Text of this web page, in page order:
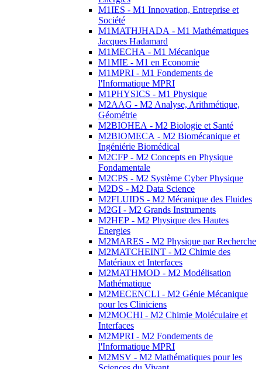
M1IES - M1 Innovation, Entreprise et
Société
M1MATHJHADA - M1 Mathématiques
Jacques Hadamard
M1MECHA - M1 Mécanique
M1MIE - M1 en Economie
M1MPRI - M1 Fondements de
l'Informatique MPRI
M1PHYSICS - M1 Physique
M2AAG - M2 Analyse, Arithmétique,
Géométrie
M2BIOHEA - M2 Biologie et Santé
M2BIOMECA - M2 Biomécanique et
Ingéniérie Biomédical
M2CFP - M2 Concepts en Physique
Fondamentale
M2CPS - M2 Système Cyber Physique
M2DS - M2 Data Science
M2FLUIDS - M2 Mécanique des Fluides
M2GI - M2 Grands Instruments
M2HEP - M2 Physique des Hautes
Energies
M2MARES - M2 Physique par Recherche
M2MATCHEINT - M2 Chimie des
Matériaux et Interfaces
M2MATHMOD - M2 Modélisation
Mathématique
M2MECENCLI - M2 Génie Mécanique
pour les Cliniciens
M2MOCHI - M2 Chimie Moléculaire et
Interfaces
M2MPRI - M2 Fondements de
l'Informatique MPRI
M2MSV - M2 Mathématiques pour les